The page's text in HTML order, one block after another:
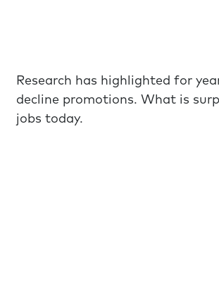
Research has highlighted for
decline promotions. What is
jobs today.